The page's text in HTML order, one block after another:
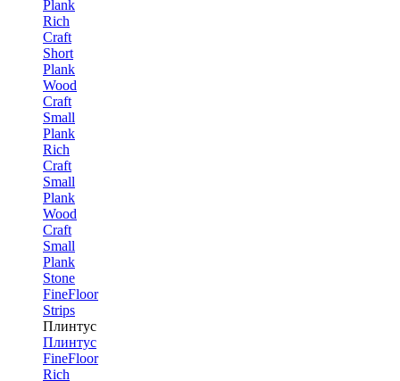
Plank
Rich
Craft
Short
Plank
Wood
Craft
Small
Plank
Rich
Craft
Small
Plank
Wood
Craft
Small
Plank
Stone
FineFloor
Strips
Плинтус
Плинтус
FineFloor
Rich